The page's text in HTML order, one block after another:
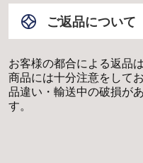
ご返品について
お客様の都合による返品
商品には十分注意をして
品違い・輸送中の破損が
す。